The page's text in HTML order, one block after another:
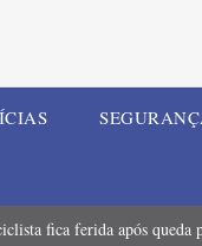
fica ferida após